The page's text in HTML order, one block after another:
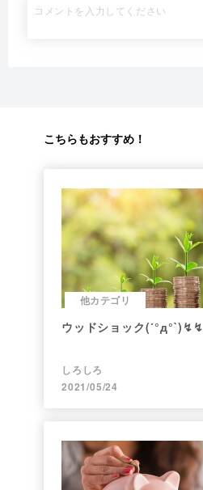
こちらもおすすめ！
他カテゴリ
ウッドショック(´°д°`)↯↯
しろしろ
2021/05/24